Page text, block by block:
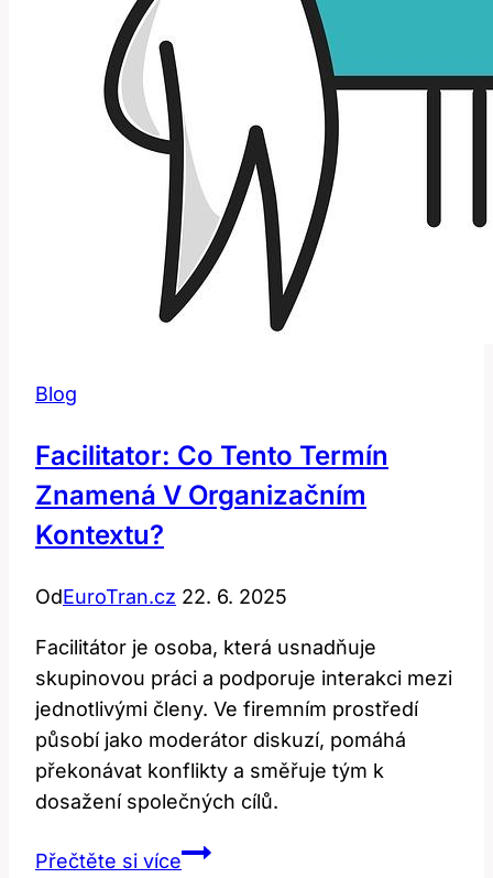
Blog
Facilitator: Co Tento Termín
Znamená V Organizačním
Kontextu?
OdEuroTran.cz 22. 6. 2025
Facilitátor je osoba, která usnadňuje
skupinovou práci a podporuje interakci mezi
jednotlivými členy. Ve firemním prostředí
působí jako moderátor diskuzí, pomáhá
překonávat konflikty a směřuje tým k
dosažení společných cílů.
Přečtěte si víceFacilitator: